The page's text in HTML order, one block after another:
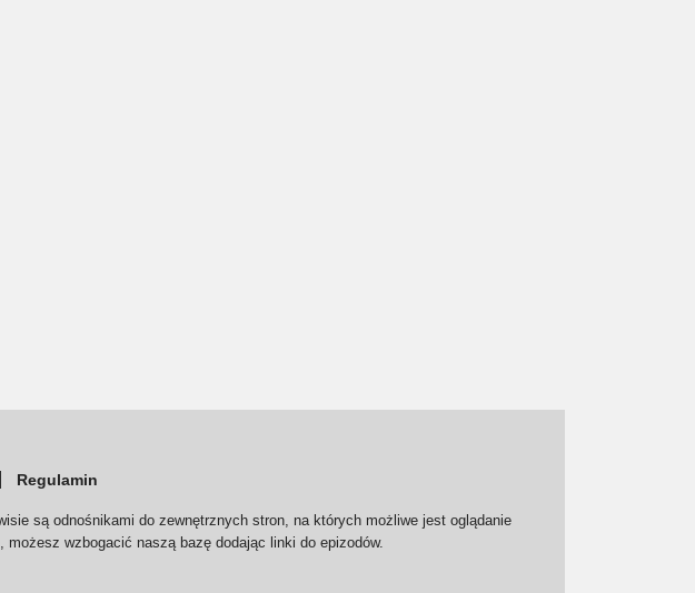
Regulamin
są odnośnikami do zewnętrznych stron, na których możliwe jest oglądanie
możesz wzbogacić naszą bazę dodając linki do epizodów.